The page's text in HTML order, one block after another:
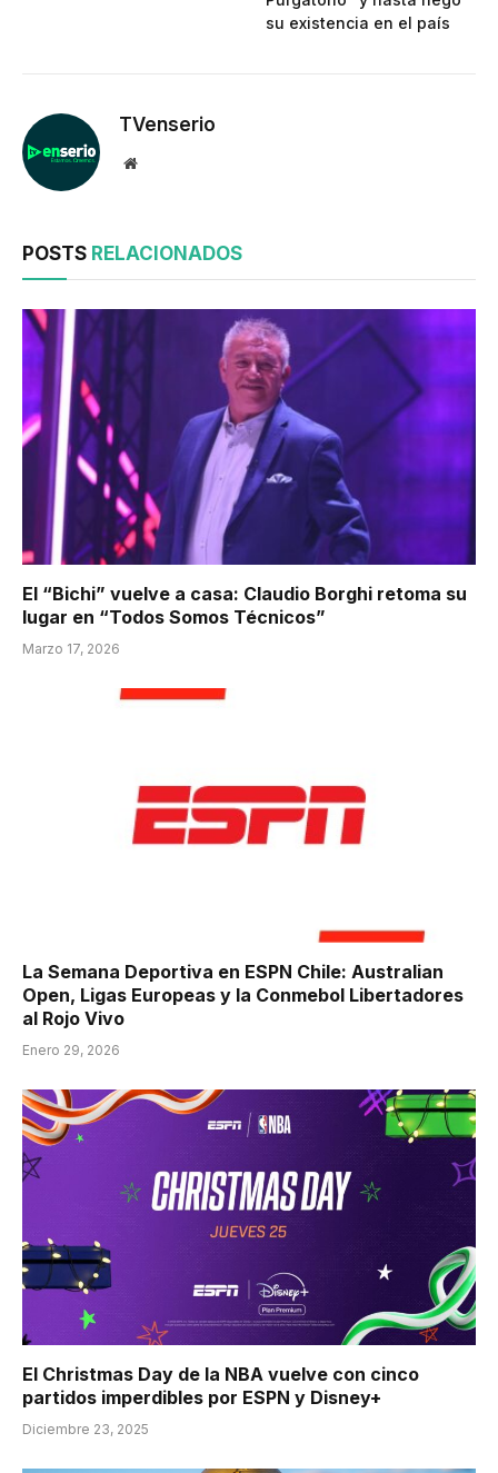
su existencia en el país
TVenserio
Website
POSTS RELACIONADOS
El “Bichi” vuelve a casa: Claudio Borghi retoma su
lugar en “Todos Somos Técnicos”
Marzo 17, 2026
La Semana Deportiva en ESPN Chile: Australian
Open, Ligas Europeas y la Conmebol Libertadores
al Rojo Vivo
Enero 29, 2026
El Christmas Day de la NBA vuelve con cinco
partidos imperdibles por ESPN y Disney+
Diciembre 23, 2025